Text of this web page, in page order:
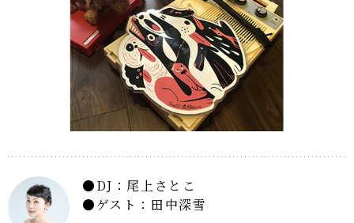
DJ：尾上さとこ
ゲスト：田中深雪